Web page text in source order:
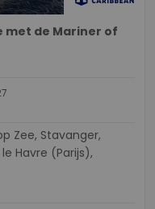
met de Mariner of
Havre (Parijs),